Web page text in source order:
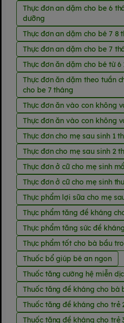
Thực đơn an dặm cho be 6
dưỡng
Thực đơn an dặm cho bé 7 8
Thực đơn an dặm cho be 7
Thực đơn ăn dặm cho bé từ 6
Thực đơn ăn dặm theo tuần
cho be 7 tháng
Thực đơn ăn vào con không
Thực đơn ăn vào con không
Thực đơn cho mẹ sau sinh 1
Thực đơn cho mẹ sau sinh 2
Thực đơn ở cữ cho mẹ sinh mổ
Thực đơn ở cữ cho mẹ sinh
Thực phẩm lợi sữa cho mẹ
Thực phẩm tăng đề kháng
Thực phẩm tăng sức đề
Thực phẩm tốt cho bà bầu
Thuốc bổ giúp bé an ngon
Thuốc tăng cường hệ miễn
Thuốc tăng đề kháng cho bà
Thuốc tăng đề kháng cho trẻ
Thuốc tăng đề kháng cho trẻ